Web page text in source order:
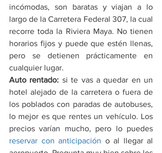
incómodas, son baratas y viajan a lo
largo de la Carretera Federal 307, la cual
recorre toda la Riviera Maya. No tienen
horarios fijos y puede que estén llenas,
pero se detienen prácticamente en
cualquier lugar.
Auto rentado: si te vas a quedar en un
hotel alejado de la carretera o fuera de
los poblados con paradas de autobuses,
lo mejor es que rentes un vehículo. Los
reservar con anticipación o al llegar al